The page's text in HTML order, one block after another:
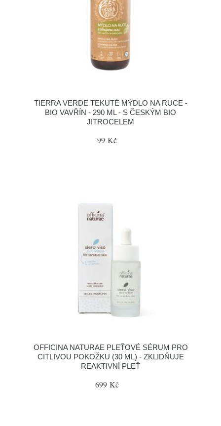
TIERRA VERDE TEKUTÉ MÝDLO NA RUCE -
BIO VAVŘÍN - 290 ML - S ČESKÝM BIO
JITROCELEM
99 Kč
OFFICINA NATURAE PLEŤOVÉ SÉRUM PRO
CITLIVOU POKOŽKU (30 ML) - ZKLIDŇUJE
REAKTIVNÍ PLEŤ
699 Kč